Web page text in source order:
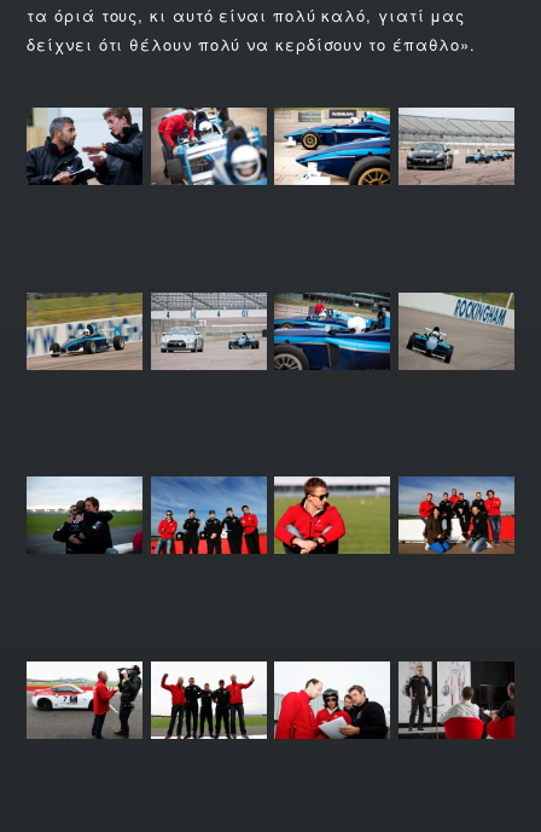
τα όριά τους, κι αυτό είναι πολύ καλό, γιατί μας
δείχνει ότι θέλουν πολύ να κερδίσουν το έπαθλο».